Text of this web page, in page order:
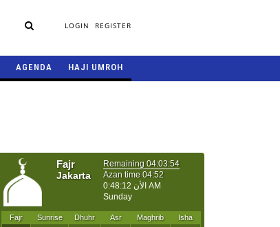
LOGIN REGISTER
AGENDA HAJI UMROH